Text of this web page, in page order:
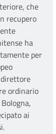
che
recupero
ha
per
ordinario
ai